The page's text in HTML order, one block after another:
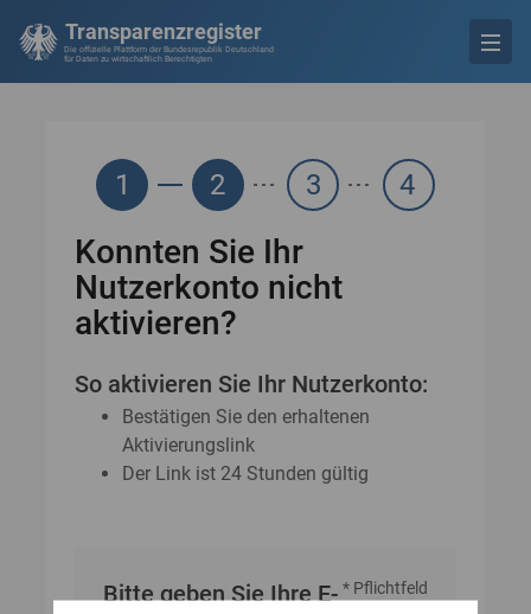
Transparenzregister
Die offizielle Plattform der Bundesrepublik Deutschland
für Daten zu wirtschaftlich Berechtigten
1 2 3 4
Konnten Sie Ihr
Nutzerkonto nicht
aktivieren?
So aktivieren Sie Ihr Nutzerkonto:
Bestätigen Sie den erhaltenen
Aktivierungslink
Der Link ist 24 Stunden gültig
* Pflichtfeld
Bitte geben Sie Ihre E-